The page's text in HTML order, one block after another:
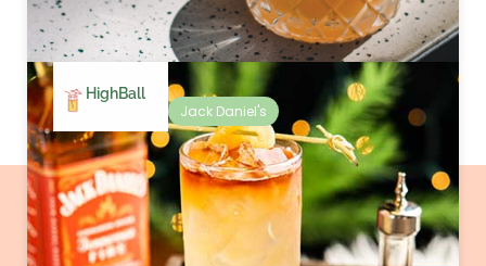
HighBall
Jack Daniel's